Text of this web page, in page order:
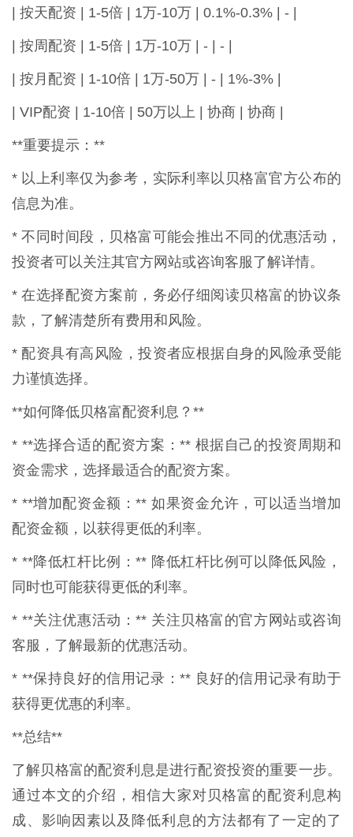
| 按天配资 | 1-5倍 | 1万-10万 | 0.1%-0.3% | - |
| 按周配资 | 1-5倍 | 1万-10万 | - | - |
| 按月配资 | 1-10倍 | 1万-50万 | - | 1%-3% |
| VIP配资 | 1-10倍 | 50万以上 | 协商 | 协商 |
**重要提示：**
* 以上利率仅为参考，实际利率以贝格富官方公布的
信息为准。
* 不同时间段，贝格富可能会推出不同的优惠活动，
投资者可以关注其官方网站或咨询客服了解详情。
* 在选择配资方案前，务必仔细阅读贝格富的协议条
款，了解清楚所有费用和风险。
* 配资具有高风险，投资者应根据自身的风险承受能
力谨慎选择。
**如何降低贝格富配资利息？**
* **选择合适的配资方案：** 根据自己的投资周期和
资金需求，选择最适合的配资方案。
* **增加配资金额：** 如果资金允许，可以适当增加
配资金额，以获得更低的利率。
* **降低杠杆比例：** 降低杠杆比例可以降低风险，
同时也可能获得更低的利率。
* **关注优惠活动：** 关注贝格富的官方网站或咨询
客服，了解最新的优惠活动。
* **保持良好的信用记录：** 良好的信用记录有助于
获得更优惠的利率。
**总结**
了解贝格富的配资利息是进行配资投资的重要一步。
通过本文的介绍，相信大家对贝格富的配资利息构
成、影响因素以及降低利息的方法都有了一定的了